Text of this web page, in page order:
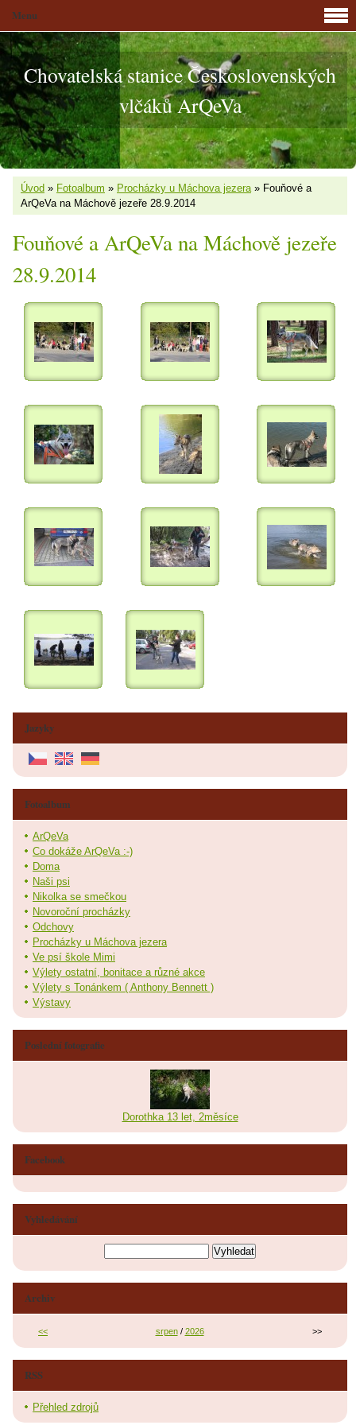
Chovatelská stanice Československých
vlčáků ArQeVa
Úvod » Fotoalbum » Procházky u Máchova jezera» Fouňové a
ArQeVa na Máchově jezeře 28.9.2014
Fouňové a ArQeVa na Máchově jezeře
28.9.2014
Jazyky
Menu
Fotoalbum
ArQeVa
Co dokáže ArQeVa :-)
Doma
Naši psi
Nikolka se smečkou
Novoroční procházky
Odchovy
Procházky u Máchova jezera
Ve psí škole Mimi
Výlety ostatní, bonitace a různé akce
Výlety s Tonánkem ( Anthony Bennett )
Výstavy
Poslední fotografie
Dorothka 13 let, 2měsíce
Facebook
Vyhledávání
Archiv
<< srpen/ 2026 >>
RSS
Přehled zdrojů